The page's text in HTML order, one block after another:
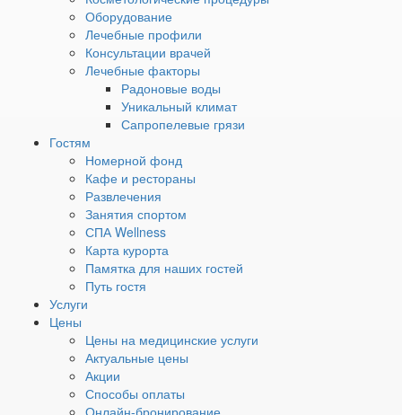
Оборудование
Лечебные профили
Консультации врачей
Лечебные факторы
Радоновые воды
Уникальный климат
Сапропелевые грязи
Гостям
Номерной фонд
Кафе и рестораны
Развлечения
Занятия спортом
СПА Wellness
Карта курорта
Памятка для наших гостей
Путь гостя
Услуги
Цены
Цены на медицинские услуги
Актуальные цены
Акции
Способы оплаты
Онлайн-бронирование
• КЛАСС «ГИМАЛАЙСКАЯ
ТЕРАПЕВТИЧЕСКАЯ ЙОГА»
Гималайская йога всегда была целостной
системой, существующей более 5000 лет.
Гималайская йога — это инструмент, который
можно назвать исцеляющим тело, ум и душу.
Ежедневно практикуя методы Гималайской
йоги, вы сможете познать гармонию.
• КЛАСС «ЙОГА-НИДРА»
Йога-нидра – йога сна. Эта практика
открывает доступ к скрытой части сознания,
где хранятся все наши блоки, затрудняющие
достижение целей, и очищает её от
токсичных энергий и негативных установок,
закладывая основы для реализации